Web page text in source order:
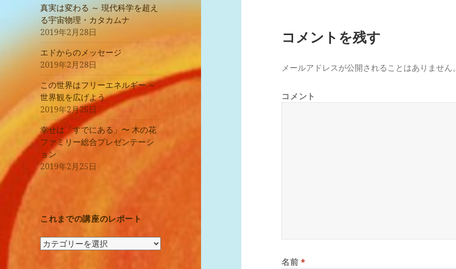
真実は変わる ～ 現代科学を超え
る宇宙物理・カタカムナ
2019年2月28日
エドからのメッセージ
2019年2月28日
この世界はフリーエネルギー ～
世界観を広げよう
2019年2月26日
幸せは「すでにある」〜 木の花
ファミリー総合プレゼンテーシ
ョン
2019年2月25日
これまでの講座のレポート
こ
コメントを残す
メールアドレスが公開されることはありません。
コメント
名前*